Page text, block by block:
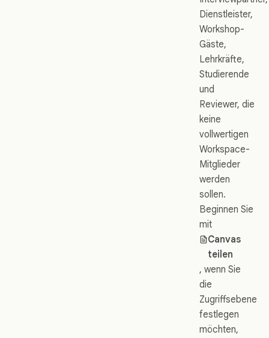
Dienstleister,
Workshop-
Gäste,
Lehrkräfte,
Studierende
und
Reviewer, die
keine
vollwertigen
Workspace-
Mitglieder
werden
sollen.
Beginnen Sie
mit
Canvas
teilen
, wenn Sie
die
Zugriffsebene
festlegen
möchten,